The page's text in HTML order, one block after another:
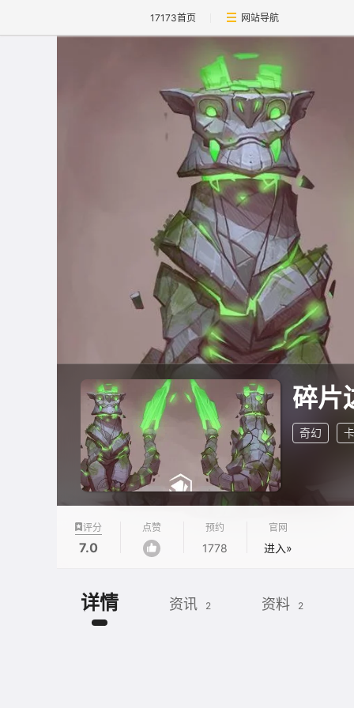
17173首页 网站导航
碎片
奇幻
评分
7.0
点赞 预约
1778
官网
进入»
详情 资讯 2 资料 2